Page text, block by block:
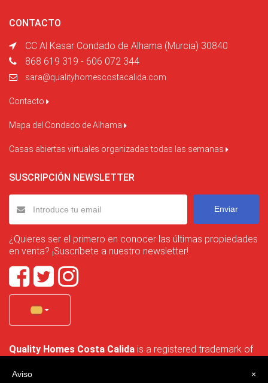
CONTACTO
CC Al Kasar Condado de Alhama (Murcia) 30840
868 619 319 - 606 072 344
sara@qualityhomescostacalida.com
Contacto
Mapa del Condado de Alhama
Casas abiertas virtuales organizadas todas las semanas
SUSCRIPCIÓN NEWSLETTER
Enviar
¿Quieres ser el primero en conocer las últimas propiedades
en venta? ¡Suscríbete a nuestro newsletter!
Quality Homes Costa Calida is a registered trademark of
no. B-30750053 and address: Bella Luz 07-05, 30389 La
×
Aviso